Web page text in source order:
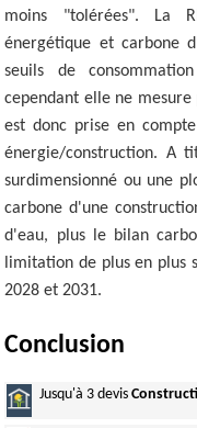
moins "tolérées". La
énergétique et carbone
seuils de
cependant elle ne
est donc prise en
énergie/construction. A
surdimensionné ou une
carbone d'une
d'eau, plus le bilan
limitation de plus en plus
2028 et 2031.
Conclusion
Jusqu'à 3 devis